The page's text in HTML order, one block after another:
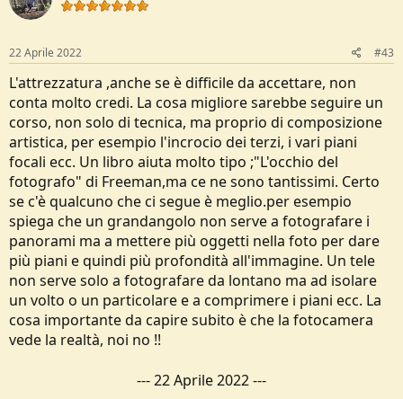
22 Aprile 2022 #43
L'attrezzatura ,anche se è difficile da accettare, non
conta molto credi. La cosa migliore sarebbe seguire un
corso, non solo di tecnica, ma proprio di composizione
artistica, per esempio l'incrocio dei terzi, i vari piani
focali ecc. Un libro aiuta molto tipo ;"L'occhio del
fotografo" di Freeman,ma ce ne sono tantissimi. Certo
se c'è qualcuno che ci segue è meglio.per esempio
spiega che un grandangolo non serve a fotografare i
panorami ma a mettere più oggetti nella foto per dare
più piani e quindi più profondità all'immagine. Un tele
non serve solo a fotografare da lontano ma ad isolare
un volto o un particolare e a comprimere i piani ecc. La
cosa importante da capire subito è che la fotocamera
vede la realtà, noi no !!
---22 Aprile 2022---